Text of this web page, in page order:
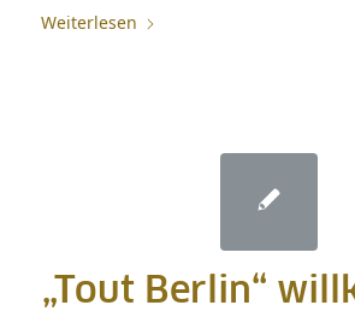
Weiterlesen
„Tout Berlin“